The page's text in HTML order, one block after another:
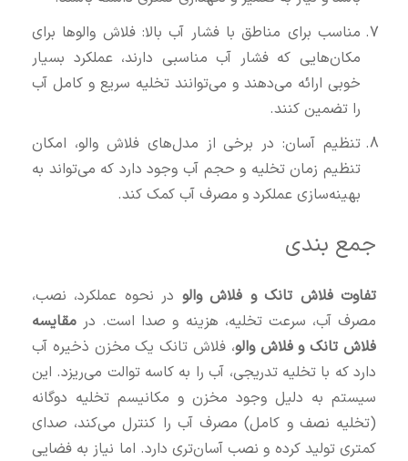
مناسب برای مناطق با فشار آب بالا: فلاش والوها برای
مکان‌هایی که فشار آب مناسبی دارند، عملکرد بسیار
خوبی ارائه می‌دهند و می‌توانند تخلیه سریع و کامل آب
را تضمین کنند.
تنظیم آسان: در برخی از مدل‌های فلاش والو، امکان
تنظیم زمان تخلیه و حجم آب وجود دارد که می‌تواند به
بهینه‌سازی عملکرد و مصرف آب کمک کند.
جمع‌ بندی
تفاوت فلاش تانک و فلاش والو در نحوه عملکرد، نصب،
مصرف آب، سرعت تخلیه، هزینه و صدا است. در مقایسه
فلاش تانک و فلاش والو، فلاش تانک یک مخزن ذخیره آب
دارد که با تخلیه تدریجی، آب را به کاسه توالت می‌ریزد. این
سیستم به دلیل وجود مخزن و مکانیسم تخلیه دوگانه
(تخلیه نصف و کامل) مصرف آب را کنترل می‌کند، صدای
کمتری تولید کرده و نصب آسان‌تری دارد. اما نیاز به فضایی